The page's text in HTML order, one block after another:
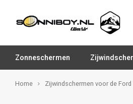
Zonneschermen
Home Zijwindschermen voor de